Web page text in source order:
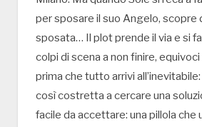
per sposare il suo Angelo, scopre
sposata… Il plot prende il via e si
colpi di scena a non finire,
prima che tutto arrivi
così costretta a cercare una
facile da accettare: una pillola che